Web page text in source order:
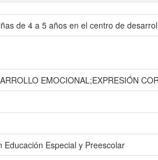
de 4 a 5 años en el centro de
EMOCIONAL;EXPRESIÓN
Especial y Preescolar